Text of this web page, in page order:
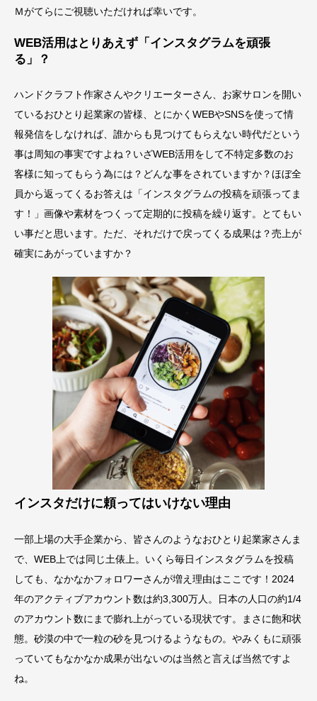
Ｍがてらにご視聴いただければ幸いです。
WEB活用はとりあえず「インスタグラムを頑張
る」？
ハンドクラフト作家さんやクリエーターさん、お家サロンを開い
ているおひとり起業家の皆様、とにかくWEBやSNSを使って情
報発信をしなければ、誰からも見つけてもらえない時代だという
事は周知の事実ですよね？いざWEB活用をして不特定多数のお
客様に知ってもらう為には？どんな事をされていますか？ほぼ全
員から返ってくるお答えは「インスタグラムの投稿を頑張ってま
す！」画像や素材をつくって定期的に投稿を繰り返す。とてもい
い事だと思います。ただ、それだけで戻ってくる成果は？売上が
確実にあがっていますか？
インスタだけに頼ってはいけない理由
一部上場の大手企業から、皆さんのようなおひとり起業家さんま
で、WEB上では同じ土俵上。いくら毎日インスタグラムを投稿
しても、なかなかフォロワーさんが増え理由はここです！2024
年のアクティブアカウント数は約3,300万人。日本の人口の約1/4
のアカウント数にまで膨れ上がっている現状です。まさに飽和状
態。砂漠の中で一粒の砂を見つけるようなもの。やみくもに頑張
っていてもなかなか成果が出ないのは当然と言えば当然ですよ
ね。